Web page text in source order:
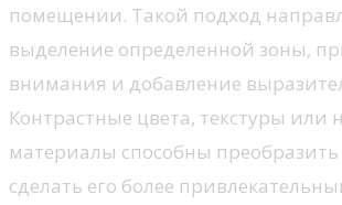
помещении. Такой подход
выделение определенной зоны,
внимания и добавление
Контрастные цвета, текстуры или
материалы способны преобразить
сделать его более